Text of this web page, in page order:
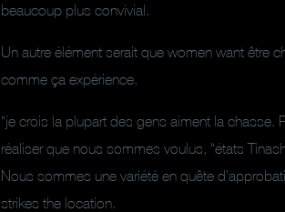
beaucoup plus convivial.
Un autre élément serait que women want être
comme ça expérience.
“je crois la plupart des gens aiment la chasse.
réaliser que nous sommes voulus, “états
Nous sommes une variété en quête
strikes the location.